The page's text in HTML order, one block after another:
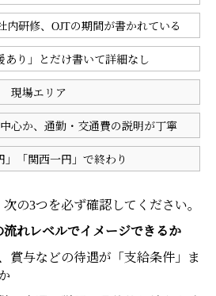
内研修、OJTの期間が書かれている
あり」とだけ書いて詳細なし
現場エリア
心か、通勤・交通費の説明が丁寧
」「関西一円」で終わり
の3つを必ず確認してください。
流れレベルでイメージできるか
賞与などの待遇が「支給条件」ま